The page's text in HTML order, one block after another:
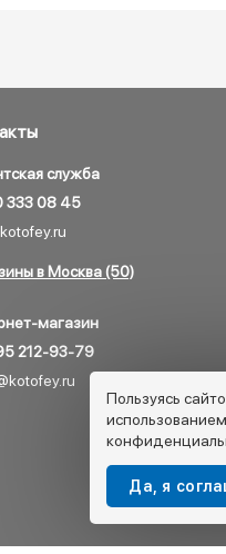
служба
333 08 45
в Москва (50)
магазин
212-93-79
Пользуясь
Да, я